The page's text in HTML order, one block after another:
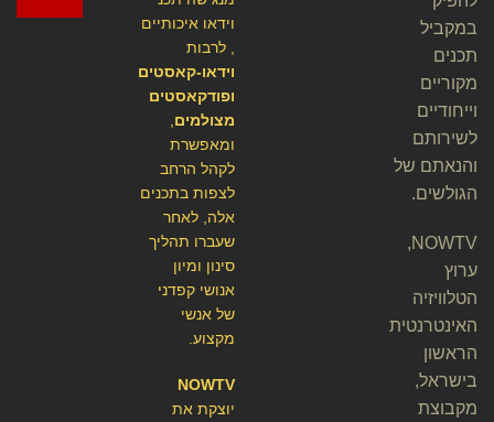
וידאו איכותיים
, לרבות
וידאו-קאסטים
ופודקאסטים
מצולמים
ומאפשרת
לקהל הרחב
לצפות בתכנים
אלה, לאחר
שעברו תהליך
סינון ומיון
אנושי קפדני
של אנשי
מקצוע.
NOWTV
יוצקת את
במקביל
תכנים
מקוריים
וייחודיים
לשירותם
והנאתם של
הגולשים.
NOWTV,
ערוץ
הטלוויזיה
האינטרנטית
הראשון
בישראל,
מקבוצת